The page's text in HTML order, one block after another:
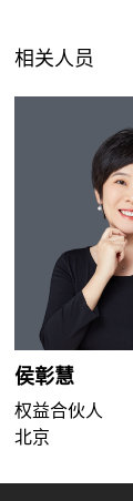
相关人员
侯彰慧
权益合伙人
北京